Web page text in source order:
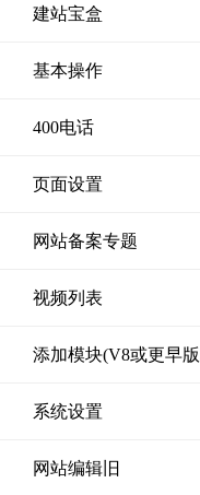
建站宝盒
基本操作
400电话
页面设置
网站备案专题
视频列表
添加模块(V8或更早
系统设置
网站编辑旧